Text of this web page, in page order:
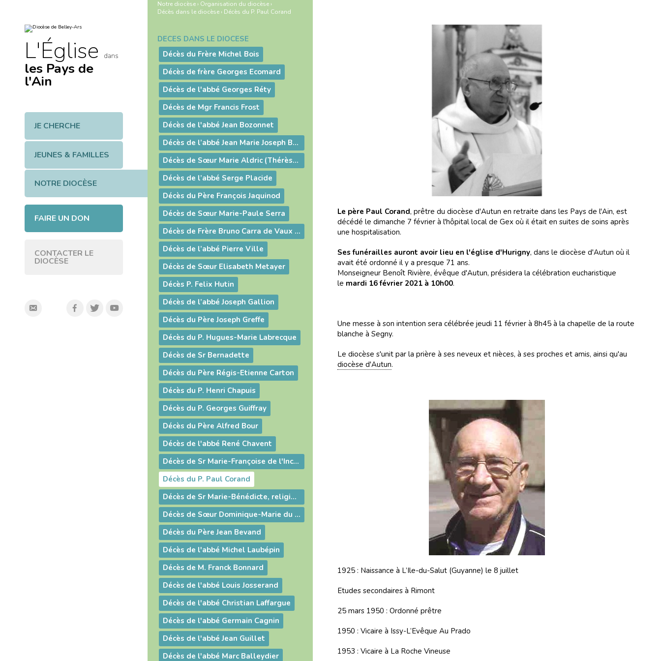
L'Église dans
les Pays de
l'Ain
JE CHERCHE
JEUNES & FAMILLES
NOTRE DIOCÈSE
FAIRE UN DON
CONTACTER LE
DIOCÈSE
Le père Paul Corand, prêtre du diocèse d'Autun en retraite dans les Pays de l'Ain, est
décédé le dimanche 7 février à l'hôpital local de Gex où il était en suites de soins après
une hospitalisation.
Ses funérailles auront avoir lieu en l'église d'Hurigny, dans le diocèse d'Autun où il
avait été ordonné il y a presque 71 ans.
Monseigneur Benoît Rivière, évêque d'Autun, présidera la célébration eucharistique
le mardi 16 février 2021 à 10h00.
Une messe à son intention sera célébrée jeudi 11 février à 8h45 à la chapelle de la route
blanche à Segny.
Le diocèse s'unit par la prière à ses neveux et nièces, à ses proches et amis, ainsi qu'au
diocèse d'Autun.
1925 : Naissance à L’Ile-du-Salut (Guyanne) le 8 juillet
Etudes secondaires à Rimont
25 mars 1950 : Ordonné prêtre
1950 : Vicaire à Issy-L’Evêque Au Prado
1953 : Vicaire à La Roche Vineuse
Notre diocèse › Organisation du diocèse ›
Décès dans le diocèse › Décès du P. Paul Corand
Navigation
DÉCÈS DANS LE DIOCÈSE
Décès du Frère Michel Bois
Décès de frère Georges Ecomard
Décès de l'abbé Georges Réty
Décès de Mgr Francis Frost
Décès de l'abbé Jean Bozonnet
Décès de l’abbé Jean Marie Joseph Bernard
Décès de Sœur Marie Aldric (Thérèse Gagnot)
Décès de l’abbé Serge Placide
Décès du Père François Jaquinod
Décès de Sœur Marie-Paule Serra
Décès de Frère Bruno Carra de Vaux Saint-Cyr
Décès de l’abbé Pierre Ville
Décès de Sœur Elisabeth Metayer
Décès P. Felix Hutin
Décès de l’abbé Joseph Gallion
Décès du Père Joseph Greffe
Décès du P. Hugues-Marie Labrecque
Décès de Sr Bernadette
Décès du Père Régis-Etienne Carton
Décès du P. Henri Chapuis
Décès du P. Georges Guiffray
Décès du Père Alfred Bour
Décès de l'abbé René Chavent
Décès de Sr Marie-Françoise de l'Incarnation
Décès du P. Paul Corand
Décès de Sr Marie-Bénédicte, religieuse de Notre-Dame des Missions
Décès de Sœur Dominique-Marie du Rosaire
Décès du Père Jean Bevand
Décès de l'abbé Michel Laubépin
Décès de M. Franck Bonnard
Décès de l'abbé Louis Josserand
Décès de l'abbé Christian Laffargue
Décès de l'abbé Germain Cagnin
Décès de l'abbé Jean Guillet
Décès de l'abbé Marc Balleydier